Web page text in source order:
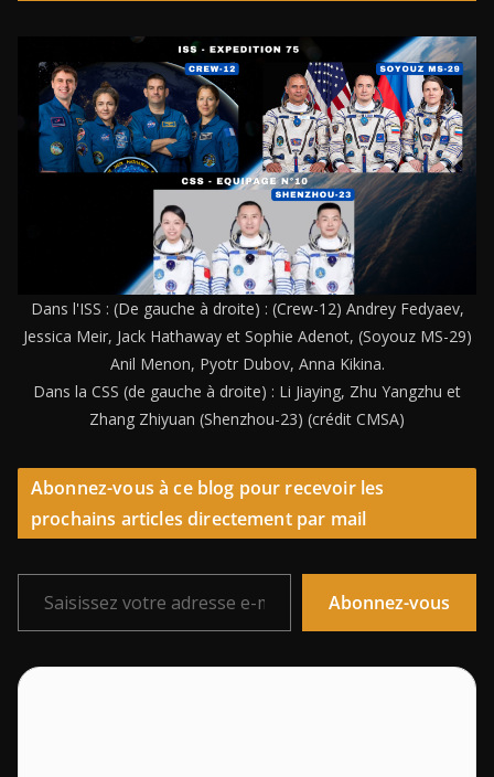
Dans l'ISS : (De gauche à droite) : (Crew-12) Andrey Fedyaev,
Jessica Meir, Jack Hathaway et Sophie Adenot, (Soyouz MS-29)
Anil Menon, Pyotr Dubov, Anna Kikina.
Dans la CSS (de gauche à droite) : Li Jiaying, Zhu Yangzhu et
Zhang Zhiyuan (Shenzhou-23) (crédit CMSA)
Abonnez-vous à ce blog pour recevoir les
prochains articles directement par mail
Saisissez votre adresse e-mail…
Abonnez-vous